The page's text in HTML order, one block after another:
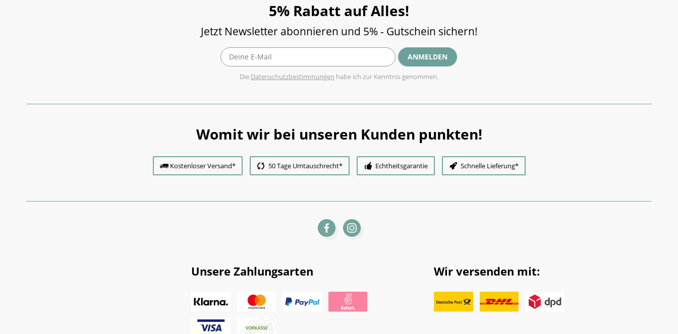
5% Rabatt auf Alles!
Jetzt Newsletter abonnieren und 5% - Gutschein sichern!
ANMELDEN
Die Datenschutzbestimmungen habe ich zur Kenntnis genommen.
Womit wir bei unseren Kunden punkten!
Kostenloser Versand* 50 Tage Umtauschrecht* Echtheitsgarantie Schnelle Lieferung*
Unsere Zahlungsarten Wir versenden mit: